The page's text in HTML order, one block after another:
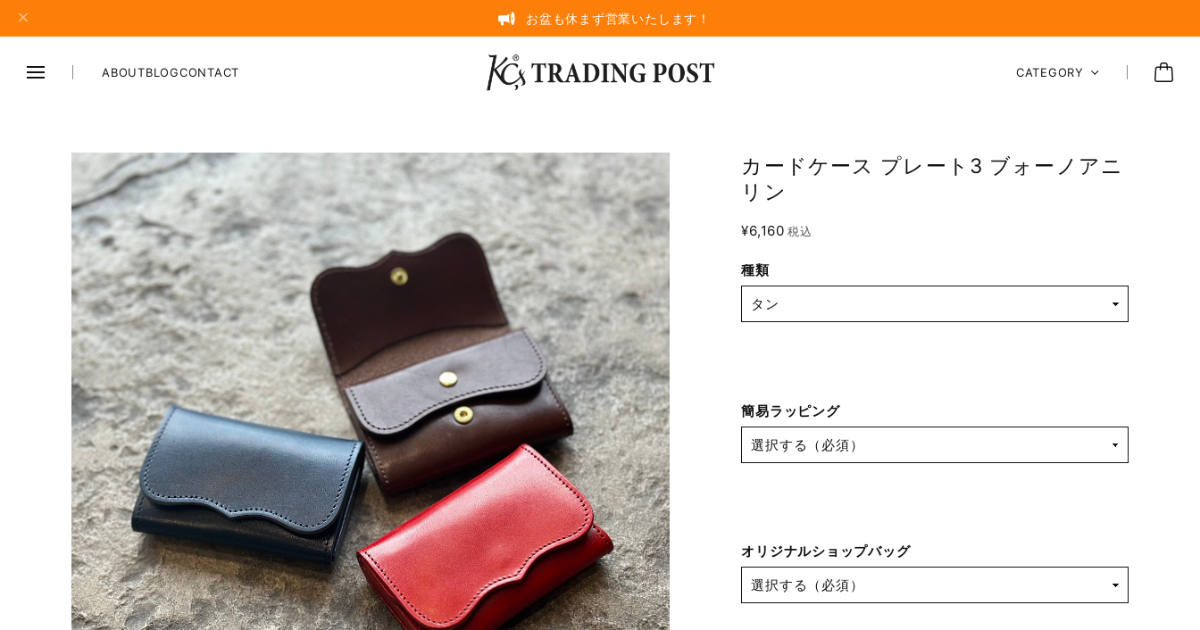
お盆も休まず営業いたします！
ABOUTBLOGCONTACT CATEGORY
カードケース プレート3 ブォーノアニ
リン
¥6,160 税込
種類
簡易ラッピング
オリジナルショップバッグ